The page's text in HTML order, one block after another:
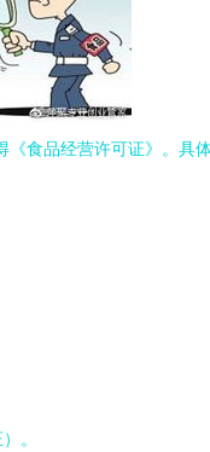
食品经营许可证》。具
。